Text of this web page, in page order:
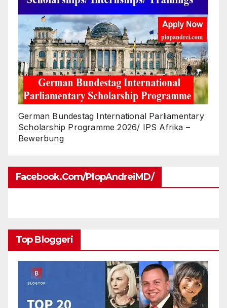
German Bundestag International Parliamentary
Scholarship Programme 2026/ IPS Afrika –
Bewerbung
Facebook.com/PlopAndreiMD/
Top Bloggeri